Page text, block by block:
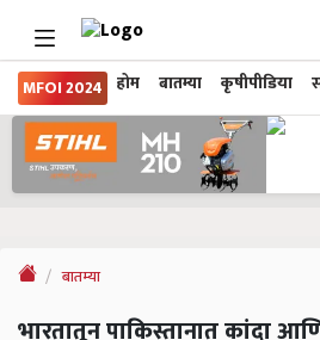
MFOI 2024 होम बातम्या कृषीपीडिया
बातम्या
भारतातून पाकिस्तानात कांदा